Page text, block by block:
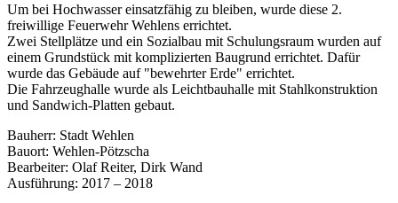
Um bei Hochwasser einsatzfähig zu bleiben, wurde diese 2.
freiwillige Feuerwehr Wehlens errichtet.
Zwei Stellplätze und ein Sozialbau mit Schulungsraum wurden auf
einem Grundstück mit komplizierten Baugrund errichtet. Dafür
wurde das Gebäude auf "bewehrter Erde" errichtet.
Die Fahrzeughalle wurde als Leichtbauhalle mit Stahlkonstruktion
und Sandwich-Platten gebaut.
Bauherr: Stadt Wehlen
Bauort: Wehlen-Pötzscha
Bearbeiter: Olaf Reiter, Dirk Wand
Ausführung: 2017 – 2018